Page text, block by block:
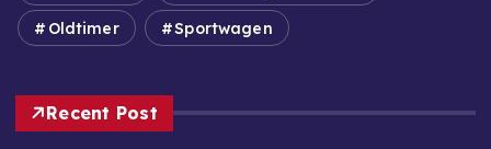
Oldtimer Sportwagen
Recent Post